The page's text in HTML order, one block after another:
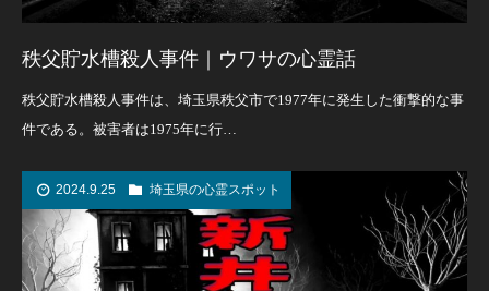
秩父貯水槽殺人事件｜ウワサの心霊話
秩父貯水槽殺人事件は、埼玉県秩父市で1977年に発生した衝撃的な事
件である。被害者は1975年に行…
2024.9.25 埼玉県の心霊スポット